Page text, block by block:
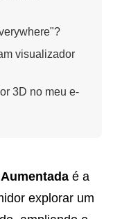
visualizador
3D no meu e-
é a
explorar um